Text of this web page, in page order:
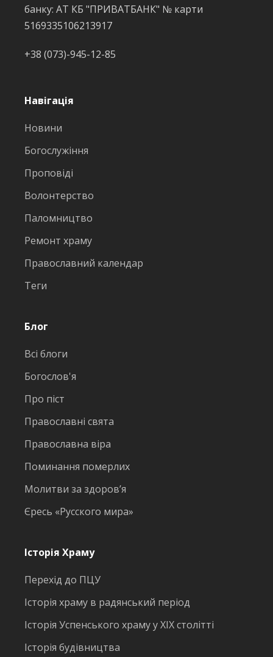
банку: АТ КБ "ПРИВАТБАНК" № карти
5169335106213917
+38 (073)-945-12-85
Навігація
Новини
Богослужіння
Проповіді
Волонтерство
Паломництво
Ремонт храму
Православний календар
Теги
Блог
Всі блоги
Богослов'я
Про піст
Православні свята
Православна віра
Поминання померлих
Молитви за здоров’я
Єресь «Русского мира»
Історія Храму
Перехід до ПЦУ
Історія храму в радянський період
Історія Успенського храму у ХІХ столітті
Історія будівництва